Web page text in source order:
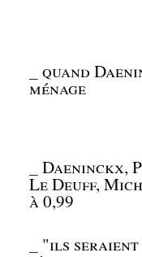
_quand
ménage
_Daeninckx,
Le Deuff,
à 0,99
"ils seraient